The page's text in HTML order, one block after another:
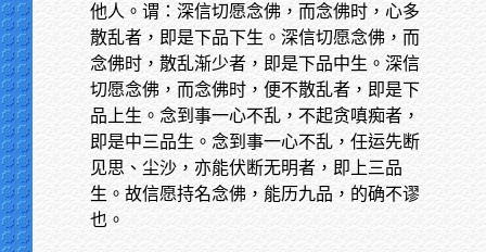
他人。谓：深信切愿念佛，而念佛时，心多
散乱者，即是下品下生。深信切愿念佛，而
念佛时，散乱渐少者，即是下品中生。深信
切愿念佛，而念佛时，便不散乱者，即是下
品上生。念到事一心不乱，不起贪嗔痴者，
即是中三品生。念到事一心不乱，任运先断
见思、尘沙，亦能伏断无明者，即上三品
生。故信愿持名念佛，能历九品，的确不谬
也。